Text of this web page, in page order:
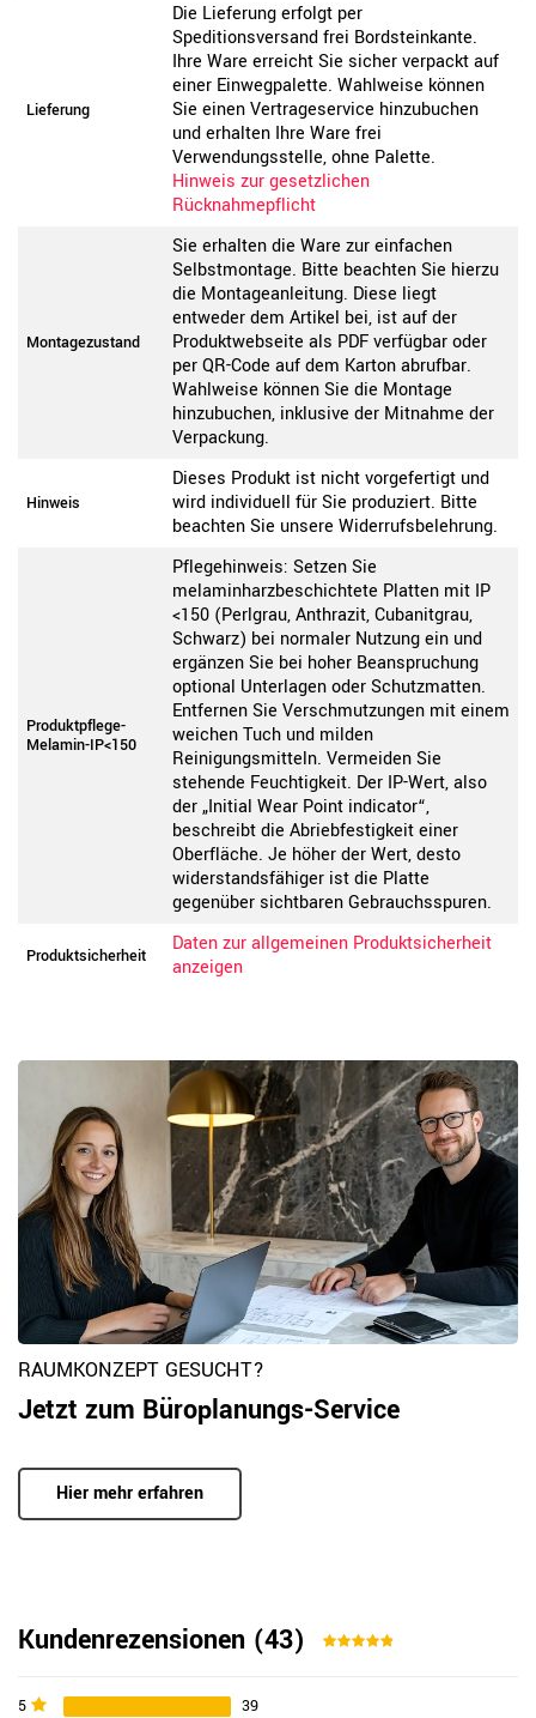
Lieferung
Die Lieferung erfolgt per
Speditionsversand frei Bordsteinkante.
Ihre Ware erreicht Sie sicher verpackt auf
einer Einwegpalette. Wahlweise können
Sie einen Vertrageservice hinzubuchen
und erhalten Ihre Ware frei
Verwendungsstelle, ohne Palette.
Hinweis zur gesetzlichen
Rücknahmepflicht
Montagezustand
Sie erhalten die Ware zur einfachen
Selbstmontage. Bitte beachten Sie hierzu
die Montageanleitung. Diese liegt
entweder dem Artikel bei, ist auf der
Produktwebseite als PDF verfügbar oder
per QR-Code auf dem Karton abrufbar.
Wahlweise können Sie die Montage
hinzubuchen, inklusive der Mitnahme der
Verpackung.
Hinweis
Dieses Produkt ist nicht vorgefertigt und
wird individuell für Sie produziert. Bitte
beachten Sie unsere Widerrufsbelehrung.
Produktpflege-
Melamin-IP<150
Pflegehinweis: Setzen Sie
melaminharzbeschichtete Platten mit IP
<150 (Perlgrau, Anthrazit, Cubanitgrau,
Schwarz) bei normaler Nutzung ein und
ergänzen Sie bei hoher Beanspruchung
optional Unterlagen oder Schutzmatten.
Entfernen Sie Verschmutzungen mit einem
weichen Tuch und milden
Reinigungsmitteln. Vermeiden Sie
stehende Feuchtigkeit. Der IP-Wert, also
der „Initial Wear Point indicator“,
beschreibt die Abriebfestigkeit einer
Oberfläche. Je höher der Wert, desto
widerstandsfähiger ist die Platte
gegenüber sichtbaren Gebrauchsspuren.
Produktsicherheit
Daten zur allgemeinen Produktsicherheit
anzeigen
RAUMKONZEPT GESUCHT?
Jetzt zum Büroplanungs-Service
Hier mehr erfahren
Kundenrezensionen (43)
5 39